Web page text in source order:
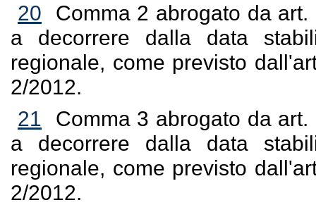
20
Comma 2 abrogato da
a decorrere dalla data
regionale, come previsto
2/2012.
21
Comma 3 abrogato da
a decorrere dalla data
regionale, come previsto
2/2012.